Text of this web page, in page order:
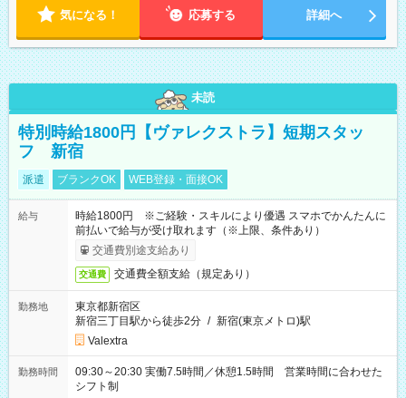
気になる！ 応募する 詳細へ
未読
特別時給1800円【ヴァレクストラ】短期スタッ
フ 新宿
派遣 ブランクOK WEB登録・面接OK
給与
時給1800円 ※ご経験・スキルにより優遇 スマホでかんたんに
前払いで給与が受け取れます（※上限、条件あり）
交通費別途支給あり
交通費 交通費全額支給（規定あり）
勤務地
東京都新宿区
新宿三丁目駅から徒歩2分 / 新宿(東京メトロ)駅
Valextra
勤務時間
09:30～20:30 実働7.5時間／休憩1.5時間 営業時間に合わせた
シフト制